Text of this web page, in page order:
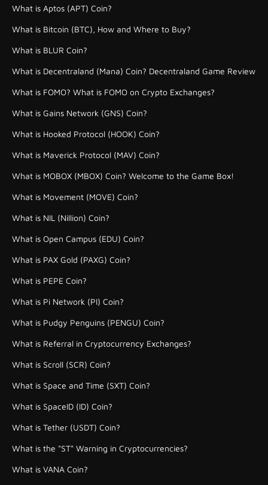
What is Aptos (APT) Coin?
What is Bitcoin (BTC), How and Where to Buy?
What is BLUR Coin?
What is Decentraland (Mana) Coin? Decentraland Game Review
What is FOMO? What is FOMO on Crypto Exchanges?
What is Gains Network (GNS) Coin?
What is Hooked Protocol (HOOK) Coin?
What is Maverick Protocol (MAV) Coin?
What is MOBOX (MBOX) Coin? Welcome to the Game Box!
What is Movement (MOVE) Coin?
What is NIL (Nillion) Coin?
What is Open Campus (EDU) Coin?
What is PAX Gold (PAXG) Coin?
What is PEPE Coin?
What is Pi Network (PI) Coin?
What is Pudgy Penguins (PENGU) Coin?
What is Referral in Cryptocurrency Exchanges?
What is Scroll (SCR) Coin?
What is Space and Time (SXT) Coin?
What is SpaceID (ID) Coin?
What is Tether (USDT) Coin?
What is the "ST" Warning in Cryptocurrencies?
What is VANA Coin?